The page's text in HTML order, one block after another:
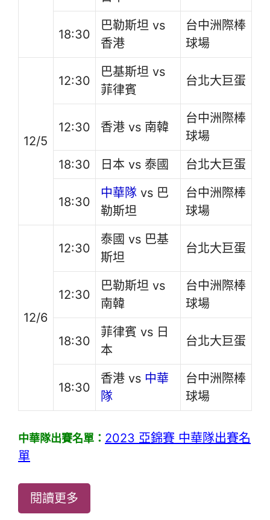
18:30
巴勒斯坦 vs
香港
台中洲際棒
球場
12/5
12:30
巴基斯坦 vs
菲律賓
台北大巨蛋
12:30 香港 vs 南韓
台中洲際棒
球場
18:30
日本 vs 泰國 台北大巨蛋
18:30
中華隊 vs 巴
勒斯坦
台中洲際棒
球場
12/6
12:30
泰國 vs 巴基
斯坦
台北大巨蛋
12:30
巴勒斯坦 vs
南韓
台中洲際棒
球場
18:30
菲律賓 vs 日
本
台北大巨蛋
18:30
香港 vs 中華
隊
台中洲際棒
球場
中華隊出賽名單： 2023 亞錦賽 中華隊出賽名
單
閱讀更多